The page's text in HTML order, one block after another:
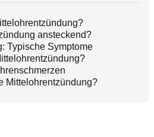
ansteckend?
Typische Symptome
Mittelohrentzündung?